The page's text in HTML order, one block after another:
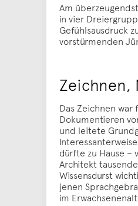
Am
in vier
Gefühlsausdruck
vorstürmenden
Zeichnen,
Das Zeichnen
Dokumentieren
und leitete
dürfte zu Hause –
Architekt
Wissensdurst
jenen
im